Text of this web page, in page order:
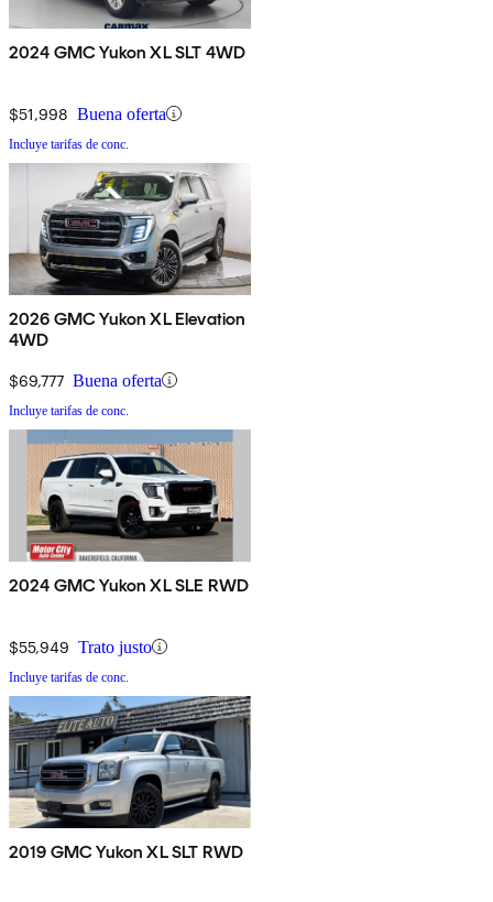
2024 GMC Yukon XL SLT 4WD
$51,998 Buena oferta
Incluye tarifas de conc.
2026 GMC Yukon XL Elevation
4WD
$69,777 Buena oferta
Incluye tarifas de conc.
2024 GMC Yukon XL SLE RWD
$55,949 Trato justo
Incluye tarifas de conc.
2019 GMC Yukon XL SLT RWD